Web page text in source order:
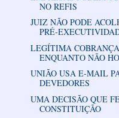
NO REFIS
JUIZ NÃO PODE
PRÉ-
LEGÍTIMA
ENQUANTO NÃO
UNIÃO USA E-MAIL
DEVEDORES
UMA DECISÃO QUE
CONSTITUIÇÃO